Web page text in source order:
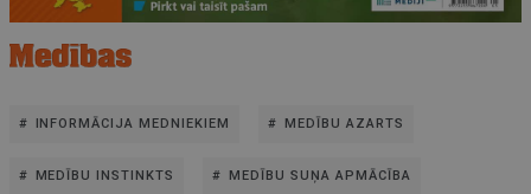
INFORMĀCIJA MEDNIEKIEM MEDĪBU AZARTS
MEDĪBU INSTINKTS MEDĪBU SUŅA APMĀCĪBA